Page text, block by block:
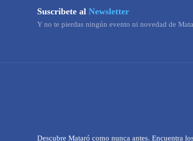
Suscribete al Newsletter
Y no te pierdas ningún evento ni novedad de
Descubre Mataró como nunca antes. Encuentra